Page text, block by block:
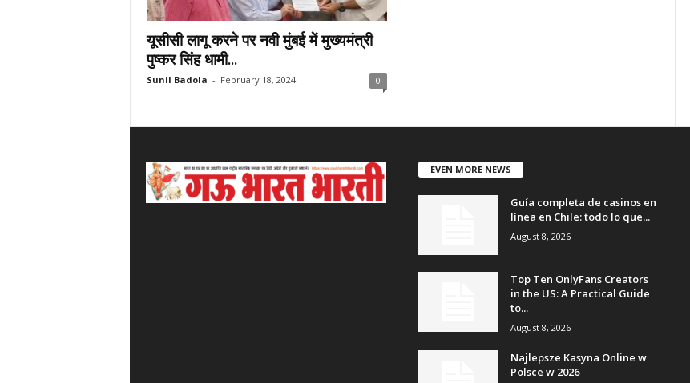
यूसीसी लागू करने पर नवी मुंबई में मुख्यमंत्री
पुष्कर सिंह धामी...
Sunil Badola - February 18, 2024 0
EVEN MORE NEWS
Guía completa de casinos en
línea en Chile: todo lo que...
August 8, 2026
Top Ten OnlyFans Creators
in the US: A Practical Guide
to...
August 8, 2026
Najlepsze Kasyna Online w
Polsce w 2026